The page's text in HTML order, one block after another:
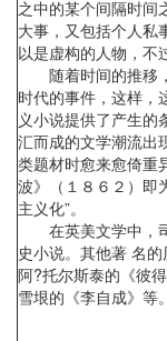
之中的某个间隔时间
大事，又包括个人私
以是虚构的人物，不
随着时间的推移，
时代的事件，这样，
义小说提供了产生
汇而成的文学潮流出
类题材时愈来愈倚重
波》（１８６２）即
主义化”。
在英美文学中，司
史小说。其他著 名
阿?托尔斯泰的《彼
雪垠的《李自成》等。